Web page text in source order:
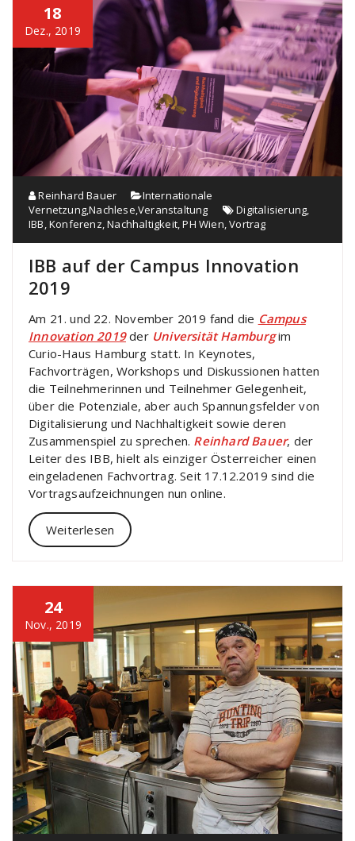
18
Dez., 2019
Reinhard Bauer
Internationale
Vernetzung,Nachlese,Veranstaltung Digitalisierung,
IBB,Konferenz,Nachhaltigkeit,PH Wien,Vortrag
IBB auf der Campus Innovation
2019
Am 21. und 22. November 2019 fand die Campus
Innovation 2019der Universität Hamburgim
Curio-Haus Hamburg statt. In Keynotes,
Fachvorträgen, Workshops und Diskussionen hatten
die Teilnehmerinnen und Teilnehmer Gelegenheit,
über die Potenziale, aber auch Spannungsfelder von
Digitalisierung und Nachhaltigkeit sowie deren
Zusammenspiel zu sprechen. Reinhard Bauer, der
Leiter des IBB, hielt als einziger Österreicher einen
eingeladenen Fachvortrag. Seit 17.12.2019 sind die
Vortragsaufzeichnungen nun online.
Weiterlesen
24
Nov., 2019